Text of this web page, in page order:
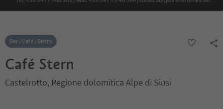
Bar / Café / Bistro
Café Stern
Castelrotto, Regione dolomitica Alpe di Siusi